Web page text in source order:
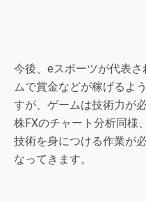
今後、eスポーツが代表
ムで賞金などが稼げるよ
すが、ゲームは技術力が必
株FXのチャート分析同様
技術を身につける作業が
なってきます。